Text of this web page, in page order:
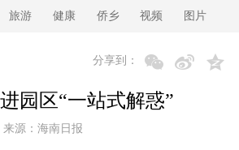
旅游 健康 侨乡 视频 图片
分享到：
园区“一站式解惑”
源： 海南日报